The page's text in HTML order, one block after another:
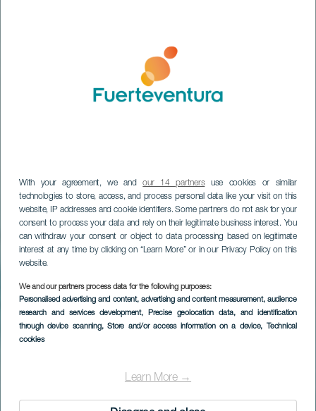
With your agreement, we andour 14 partnersuse cookies or similar
technologies to store, access, and process personal data like your visit on this
website, IP addresses and cookie identifiers. Some partners do not ask for your
consent to process your data and rely on their legitimate business interest. You
can withdraw your consent or object to data processing based on legitimate
interest at any time by clicking on “Learn More” or in our Privacy Policy on this
website.
We and our partners process data for the following purposes:
Personalised advertising and content, advertising and content measurement, audience
research and services development, Precise geolocation data, and identification
through device scanning, Store and/or access information on a device, Technical
cookies
Learn More →